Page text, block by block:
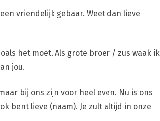
vriendelijk gebaar. Weet dan lieve
het moet. Als grote broer / zus waak ik
jou.
bij ons zijn voor heel even. Nu is ons
bent lieve (naam). Je zult altijd in onze